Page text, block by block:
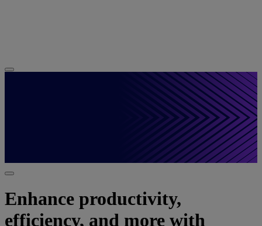
Enhance productivity,
efficiency, and more with